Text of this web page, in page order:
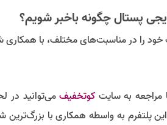
پستال چگونه باخبر شویم؟
را در مناسبت‌های مختلف، با همکاری
مراجعه به سایت کوتخفیفمی‌توانید در
پلتفرم به واسطه همکاری با